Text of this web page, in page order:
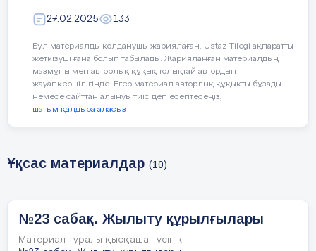
Сабақтың
уақыты
Сабақ
5 минут
Амандасады
қатысады
Күнге көтеріп қолымды
27.02.2025 133
Бұл материалды қолданушы жариялаған. Ustaz Tilegi ақпаратты
жеткізуші ғана болып табылады. Жарияланған материалдың
мазмұны мен авторлық құқық толықтай автордың
жауапкершілігінде. Егер материал авторлық құқықты бұзады
немесе сайттан алынуы тиіс деп есептесеңіз,
шағым қалдыра аласыз
Ұқсас материалдар (10)
№23 сабақ. Жылыту құрылғылары
Материал туралы қысқаша түсінік